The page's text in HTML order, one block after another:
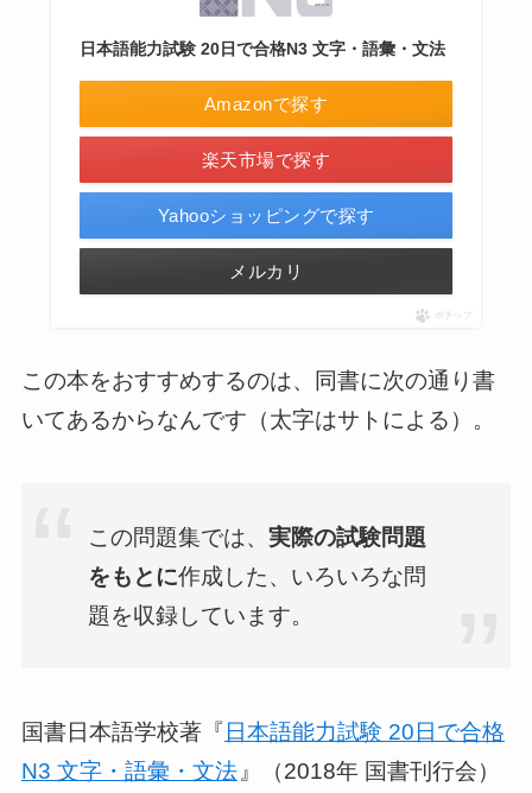
日本語能力試験 20日で合格N3 文字・語彙・文法
Amazonで探す
楽天市場で探す
Yahooショッピングで探す
メルカリ
ポチップ
この本をおすすめするのは、同書に次の通り書
いてあるからなんです（太字はサトによる）。
この問題集では、実際の試験問題
をもとに作成した、いろいろな問
題を収録しています。
国書日本語学校著『 日本語能力試験 20日で合格
N3 文字・語彙・文法』（2018年 国書刊行会）